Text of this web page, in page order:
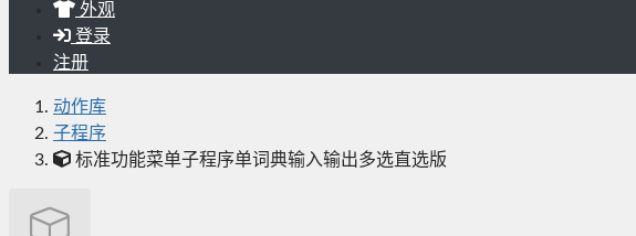
外观
登录
注册
动作库
子程序
标准功能菜单子程序单词典输入输出多选直选版